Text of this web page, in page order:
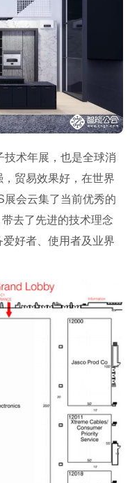
术年展，也是全球消
贸易效果好，在世界
展会云集了当前优秀的
去了先进的技术理念
好者、使用者及业界